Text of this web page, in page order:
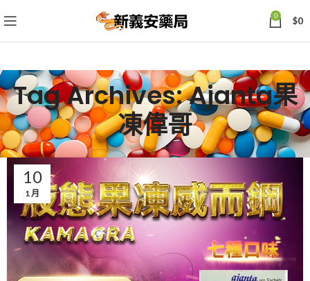
0 $0
Tag Archives: Ajanta果
凍偉哥
10
1 月